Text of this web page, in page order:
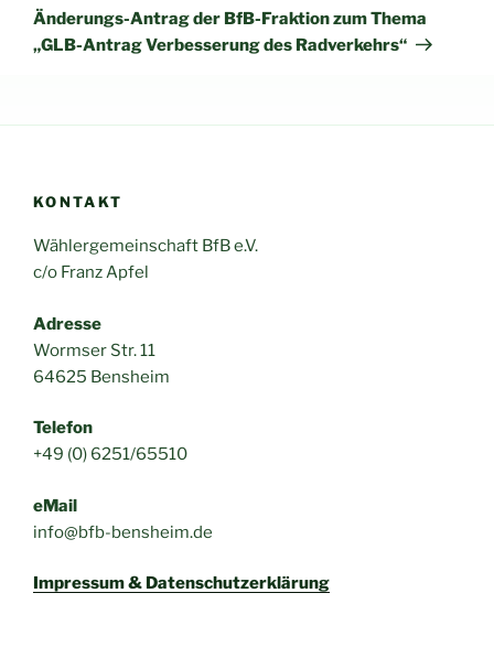
Beitrag
Änderungs-Antrag der BfB-Fraktion zum Thema
„GLB-Antrag Verbesserung des Radverkehrs“
KONTAKT
Wählergemeinschaft BfB e.V.
c/o Franz Apfel
Adresse
Wormser Str. 11
64625 Bensheim
Telefon
+49 (0) 6251/65510
eMail
info@bfb-bensheim.de
Impressum & Datenschutzerklärung